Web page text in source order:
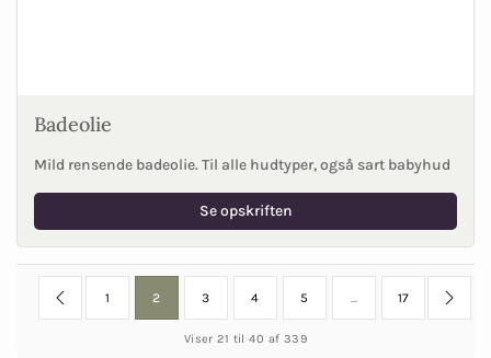
Badeolie
Mild rensende badeolie. Til alle hudtyper, også sart babyhud
Se opskriften
1 2 3 4 5 ... 17
Viser 21 til 40 af 339